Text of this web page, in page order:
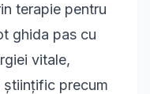
terapie pentru
ghida pas cu
vitale,
precum